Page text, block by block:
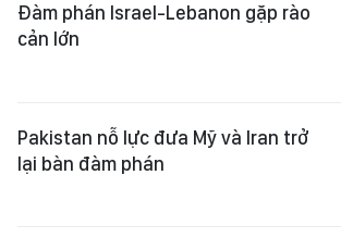
Đàm phán Israel-Lebanon gặp rào
cản lớn
Pakistan nỗ lực đưa Mỹ và Iran trở
lại bàn đàm phán